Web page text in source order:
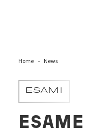
Home News
ESAMI
ESAME